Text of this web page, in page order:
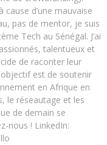
d’une mauvaise
pas de mentor, je suis
Tech au Sénégal. J’ai
talentueux et
de raconter leur
est de soutenir
en Afrique en
le réseautage et les
de demain se
nous ! LinkedIn: